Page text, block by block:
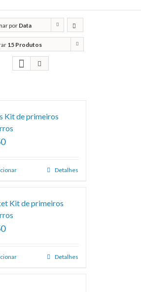
por Data
15 Produtos
Kit de primeiros
Detalhes
Kit de primeiros
Detalhes